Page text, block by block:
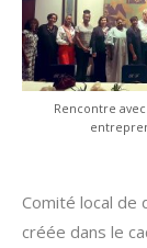
Rencontre
Comité local de
créée dans le